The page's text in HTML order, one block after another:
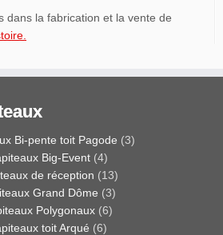
dans la fabrication et la vente de
Bi-pente toit Pagode (3)
Big-Event (4)
de réception (13)
Grand Dôme (3)
Polygonaux (6)
toit Arqué (6)